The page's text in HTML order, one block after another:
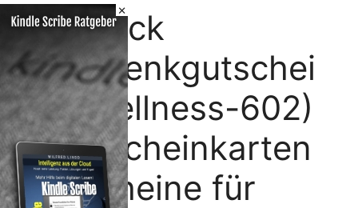
×
50 Stück
Geschenkgutschei
ne (Wellness-602)
– Gutscheinkarten
Gutscheine für